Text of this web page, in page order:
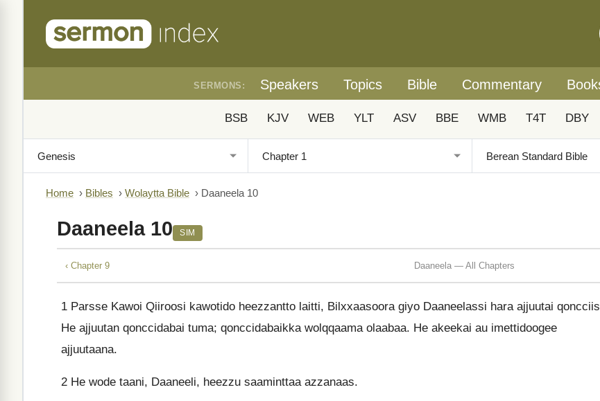
SERMONS: Speakers Topics Bible Commentary
BSB KJV WEB YLT ASV BBE WMB T4T DBY
Home › Bibles › Wolaytta Bible › Daaneela 10
Daaneela 10 SIM
‹ Chapter 9 Daaneela — All Chapters
1 Parsse Kawoi Qiiroosi kawotido heezzantto laitti, Bilxxaasoora giyo Daaneelassi hara ajjuutai
He ajjuutan qonccidabai tuma; qonccidabaikka wolqqaama olaabaa. He akeekai au imettidoogee
ajjuutaana.
2 He wode taani, Daaneeli, heezzu saaminttaa azzanaas.